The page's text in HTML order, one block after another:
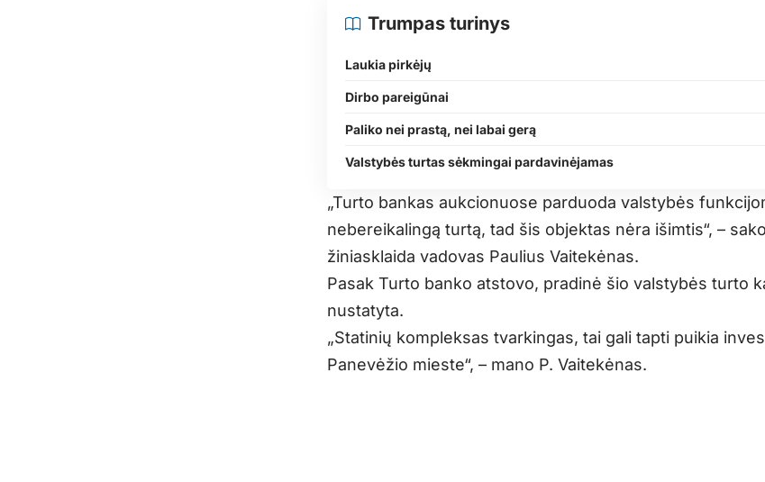
Trumpas turinys
Laukia pirkėjų
Dirbo pareigūnai
Paliko nei prastą, nei labai gerą
Valstybės turtas sėkmingai pardavinėjamas
„Turto bankas aukcionuose parduoda valstybės
nebereikalingą turtą, tad šis objektas nėra išimtis“, –
žiniasklaida vadovas Paulius Vaitekėnas.
Pasak Turto banko atstovo, pradinė šio valstybės turto
nustatyta.
„Statinių kompleksas tvarkingas, tai gali tapti puikia
Panevėžio mieste“, – mano P. Vaitekėnas.